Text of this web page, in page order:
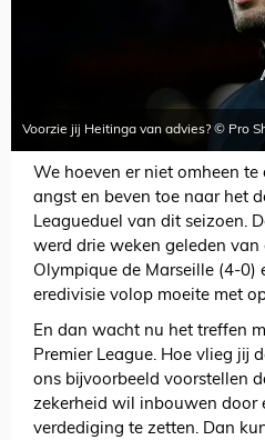
Voorzie jij Heitinga van advies? © Pro
We hoeven er niet omheen
angst en beven toe naar het
Leagueduel van dit seizoen.
werd drie weken geleden van
Olympique de Marseille (4-0)
eredivisie volop moeite met
En dan wacht nu het treffen
Premier League. Hoe vlieg jij
ons bijvoorbeeld voorstellen
zekerheid wil inbouwen door
verdediging te zetten. Dan